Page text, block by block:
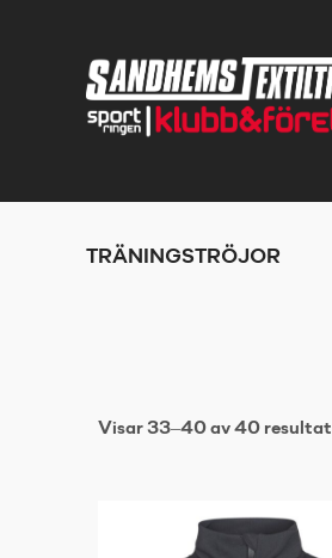
TRÄNINGSTRÖJOR
Visar 33–40 av 40 resultat